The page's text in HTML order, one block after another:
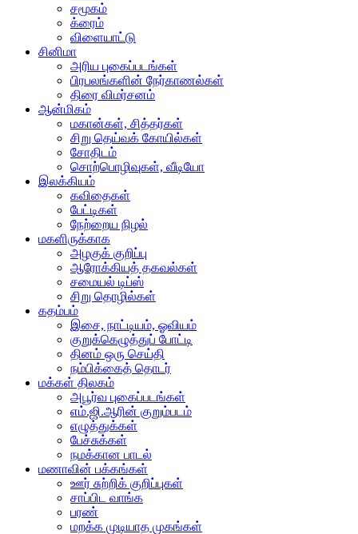
சமூகம்
க்ரைம்
விளையாட்டு
சினிமா
அரிய புகைப்படங்கள்
பிரபலங்களின் நேர்காணல்கள்
திரை விமர்சனம்
ஆன்மிகம்
மகான்கள், சித்தர்கள்
சிறு தெய்வக் கோயில்கள்
சோதிடம்
சொற்பொழிவுகள், வீடியோ
இலக்கியம்
கவிதைகள்
பேட்டிகள்
நேற்றைய நிழல்
மகளிருக்காக
அழகுக் குறிப்பு
ஆரோக்கியத் தகவல்கள்
சமையல் டிப்ஸ்
சிறு தொழில்கள்
கதம்பம்
இசை, நாட்டியம், ஓவியம்
குறுக்கெழுத்துப் போட்டி
தினம் ஒரு செய்தி
நம்பிக்கைத் தொடர்
மக்கள் திலகம்
அபூர்வ புகைப்படங்கள்
எம்.ஜி.ஆரின் குறும்படம்
எழுத்துக்கள்
பேச்சுக்கள்
நமக்கான பாடல்
மணாவின் பக்கங்கள்
ஊர் சுற்றிக் குறிப்புகள்
சாப்பிட வாங்க
பரண்
மறக்க முடியாத முகங்கள்